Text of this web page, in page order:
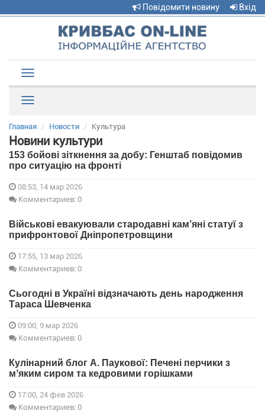
Повідомити новину Вхід
navigation
Главная Новости Культура
Новини культури
153 бойові зіткнення за добу: Генштаб повідомив
про ситуацію на фронті
08:53, 14 мар 2026
Комментариев: 0
Військові евакуювали стародавні кам’яні статуї з
прифронтової Дніпропетровщини
17:55, 13 мар 2026
Комментариев: 0
Сьогодні в Україні відзначають день народження
Тараса Шевченка
09:00, 9 мар 2026
Комментариев: 0
Кулінарний блог А. Паукової: Печені перчики з
мʼяким сиром та кедровими горішками
17:00, 24 фев 2026
Комментариев: 0